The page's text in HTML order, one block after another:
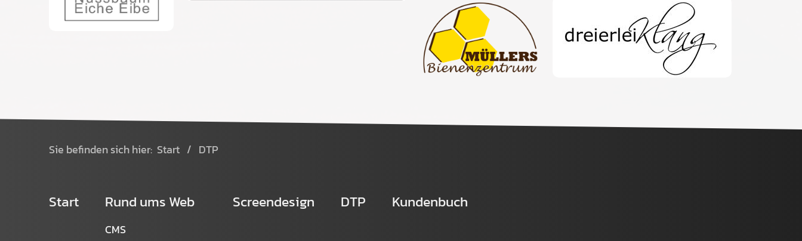
Sie befinden sich hier: Start / DTP
Start Rund ums Web
CMS
Screendesign DTP Kundenbuch